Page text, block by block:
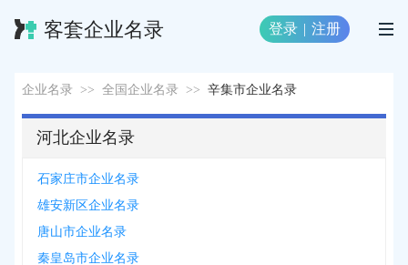
客套企业名录 登录 | 注册
企业名录 >> 全国企业名录 >> 辛集市企业名录
河北企业名录
石家庄市企业名录
雄安新区企业名录
唐山市企业名录
秦皇岛市企业名录